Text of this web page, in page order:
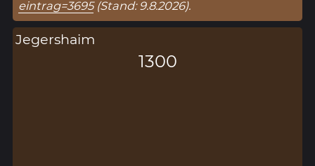
eintrag=3695(Stand: 9.8.2026).
Jegershaim
1300